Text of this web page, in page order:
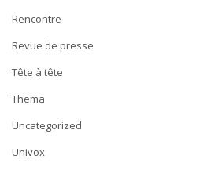
Rencontre
Revue de presse
Tête à tête
Thema
Uncategorized
Univox